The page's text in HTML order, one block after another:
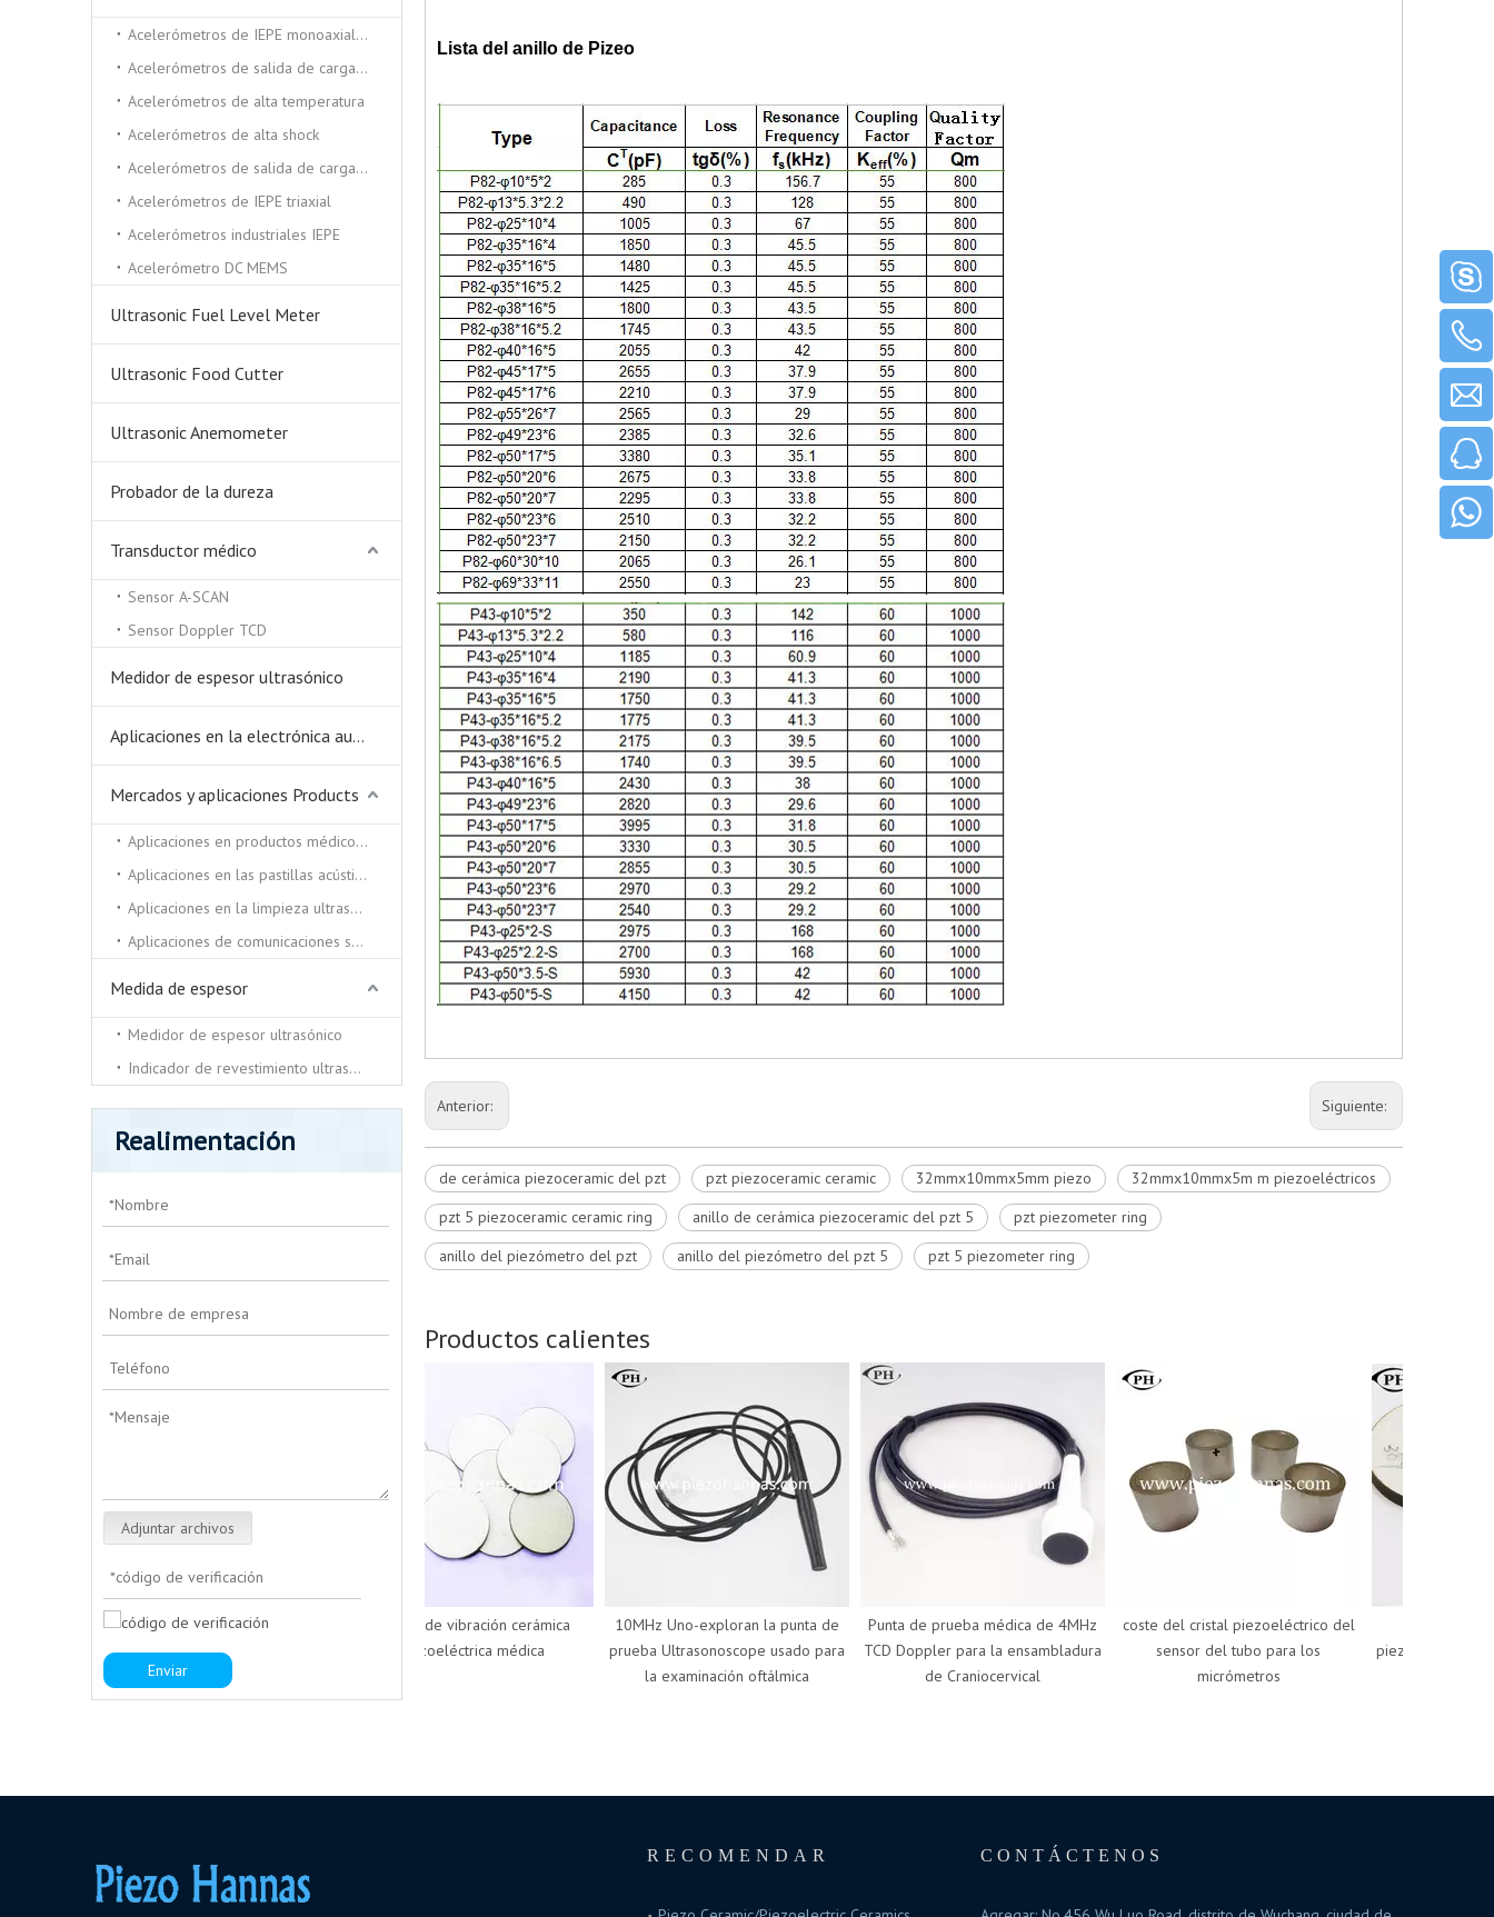
Acelerómetros de IEPE monoaxiales
Acelerómetros de salida de carga triaxial
Acelerómetros de alta temperatura
Acelerómetros de alta shock
Acelerómetros de salida de carga monocial
Acelerómetros de IEPE triaxial
Acelerómetros industriales IEPE
Acelerómetro DC MEMS
Ultrasonic Fuel Level Meter
Ultrasonic Food Cutter
Ultrasonic Anemometer
Probador de la dureza
Transductor médico
Sensor A-SCAN
Sensor Doppler TCD
Medidor de espesor ultrasónico
Aplicaciones en la electrónica automática.
Mercados y aplicaciones Products
Aplicaciones en productos médicos y de belleza.
Aplicaciones en las pastillas acústicas.
Aplicaciones en la limpieza ultrasónica y soldadora ultrasónica.
Aplicaciones de comunicaciones submarinas.
Medida de espesor
Medidor de espesor ultrasónico
Indicador de revestimiento ultrasónico
Realimentación
Adjuntar archivos
Enviar
Lista del anillo de Pizeo
Anterior: Siguiente:
de cerámica piezoceramic del pzt pzt piezoceramic ceramic 32mmx10mmx5mm piezo
32mmx10mmx5m m piezoeléctricos
pzt 5 piezoceramic ceramic ring
anillo de cerámica piezoceramic del pzt 5
pzt piezometer ring
anillo del piezómetro del pzt
anillo del piezómetro del pzt 5 pzt 5 piezometer ring
Productos calientes
Pila de tubos piezool de bajo costo
Sensor de vibración cerámica
piezoeléctrica médica
10MHz Uno-exploran la punta de
prueba Ultrasonoscope usado para
la examinación oftálmica
Punta de prueba médica de 4MHz
TCD Doppler para la ensambladura
de Craniocervical
coste del cristal piezoeléctrico del
sensor del tubo para los
micrómetros
piezoeléctricos
RECOMENDAR CONTÁCTENOS